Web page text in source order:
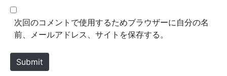
*
b
e
次回のコメントで使用するためブラウザーに自分の名
前、メールアドレス、サイトを保存する。
Submit